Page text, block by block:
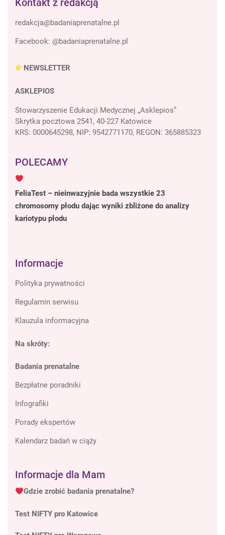
Kontakt z redakcją
Facebook: @badaniaprenatalne.pl
NEWSLETTER
ASKLEPIOS
Stowarzyszenie Edukacji Medycznej „Asklepios”
Skrytka pocztowa 2541, 40-227 Katowice
KRS: 0000645298, NIP: 9542771170, REGON: 365885323
POLECAMY
FeliaTest – nieinwazyjnie bada wszystkie 23
chromosomy płodu dając wyniki zbliżone do analizy
kariotypu płodu
Informacje
Polityka prywatności
Regulamin serwisu
Klauzula informacyjna
Na skróty:
Badania prenatalne
Bezpłatne poradniki
Infografiki
Porady ekspertów
Kalendarz badań w ciąży
Informacje dla Mam
Gdzie zrobić badania prenatalne?
Test NIFTY pro Katowice